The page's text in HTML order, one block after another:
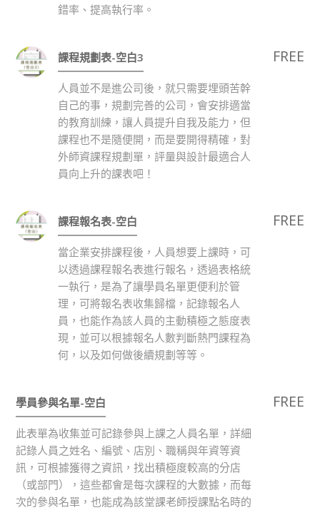
錯率、提高執行率。
課程規劃表-空白3 FREE
人員並不是進公司後，就只需要埋頭苦幹
自己的事，規劃完善的公司，會安排適當
的教育訓練，讓人員提升自我及能力，但
課程也不是隨便開，而是要開得精確，對
外師資課程規劃單，評量與設計最適合人
員向上升的課表吧！
課程報名表-空白 FREE
當企業安排課程後，人員想要上課時，可
以透過課程報名表進行報名，透過表格統
一執行，是為了讓學員名單更便利於管
理，可將報名表收集歸檔，記錄報名人
員，也能作為該人員的主動積極之態度表
現，並可以根據報名人數判斷熱門課程為
何，以及如何做後續規劃等等。
學員參與名單-空白 FREE
此表單為收集並可記錄參與上課之人員名單，詳細
記錄人員之姓名、編號、店別、職稱與年資等資
訊，可根據獲得之資訊，找出積極度較高的分店
（或部門），這些都會是每次課程的大數據，而每
次的參與名單，也能成為該堂課老師授課點名時的